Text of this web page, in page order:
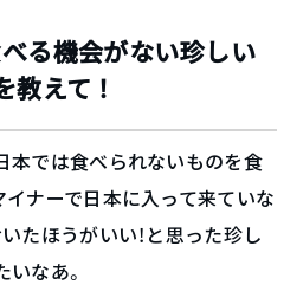
る機会がない珍しい
教えて！
本では食べられないものを食
ナーで日本に入って来ていな
たほうがいい！と思った珍し
なあ。